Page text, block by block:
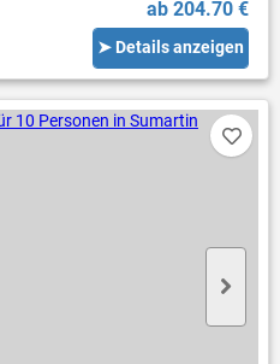
ab 204.70 €
➤ Details anzeigen